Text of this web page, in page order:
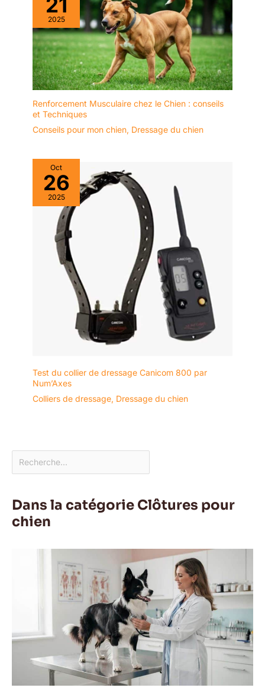
2025
Renforcement Musculaire chez le Chien : conseils
et Techniques
Conseils pour mon chien, Dressage du chien
Oct
26
2025
Test du collier de dressage Canicom 800 par
Num’Axes
Colliers de dressage, Dressage du chien
Dans la catégorie Clôtures pour
chien